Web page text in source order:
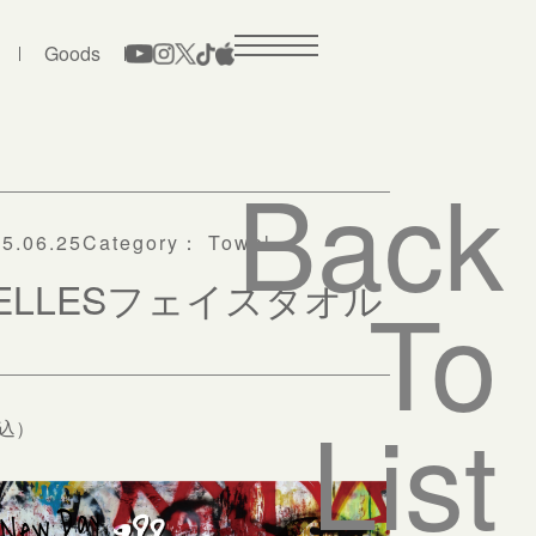
Goods
Category： Towel
フェイスタオル
）
Back
To
List